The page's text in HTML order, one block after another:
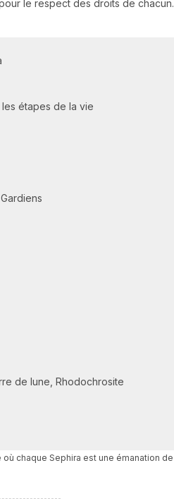
le respect des droits de chacun.
les étapes de la vie
de lune, Rhodochrosite
chaque Sephira est une émanation de